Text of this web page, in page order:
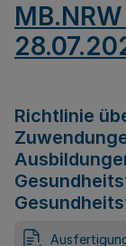
Richtlinie